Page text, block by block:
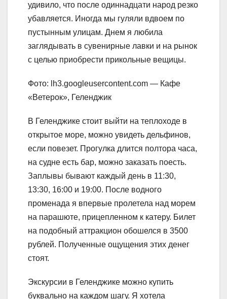
удивило, что после одиннадцати народ резко
убавляется. Иногда мы гуляли вдвоем по
пустынным улицам. Днем я любила
заглядывать в сувенирные лавки и на рынок
с целью приобрести прикольные вещицы.
Фото: lh3.googleusercontent.com — Кафе
«Ветерок», Геленджик
В Геленджике стоит выйти на теплоходе в
открытое море, можно увидеть дельфинов,
если повезет. Прогулка длится полтора часа,
на судне есть бар, можно заказать поесть.
Заплывы бывают каждый день в 11:30,
13:30, 16:00 и 19:00. После водного
променада я впервые пролетела над морем
на парашюте, прицепленном к катеру. Билет
на подобный аттракцион обошелся в 3500
рублей. Полученные ощущения этих денег
стоят.
Экскурсии в Геленджике можно купить
буквально на каждом шагу. Я хотела